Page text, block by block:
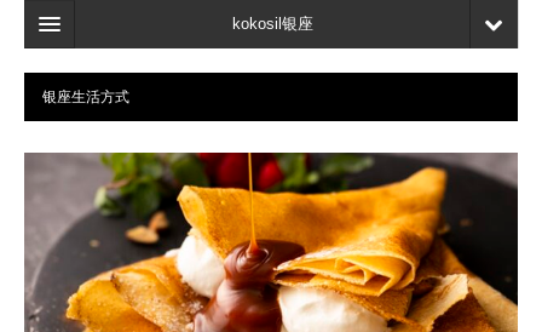
kokosil银座
主页
搜索
最新信息
口碑
我的页面
书签
银座生活方式